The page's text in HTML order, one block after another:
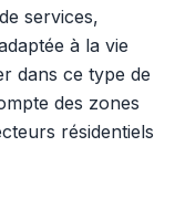
services,
à la vie
dans ce type de
des zones
résidentiels